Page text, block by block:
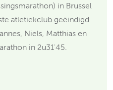
in Brussel
atletiekclub geëindigd.
Niels, Matthias en
in 2u31'45.